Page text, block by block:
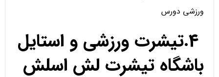
ورزشی دورس
4.تیشرت ورزشی و استایل
باشگاه تیشرت لش اسلش